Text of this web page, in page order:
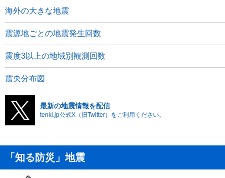
海外の大きな地震
震源地ごとの地震発生回数
震度3以上の地域別観測回数
震央分布図
最新の地震情報を配信
tenki.jp公式X（旧Twitter）をご利用ください。
「知る防災」地震